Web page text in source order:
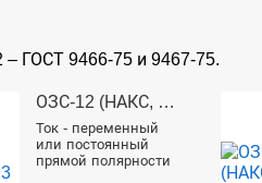
ГОСТ 9466-75 и 9467-75.
ОЗС-12 (НАКС, РРР) 3 мм (5 кг)
Ток - переменный
или постоянный
прямой полярности